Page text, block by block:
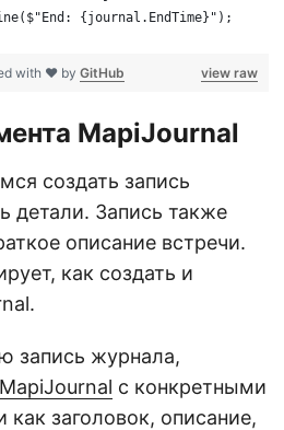
{journal.EndTime}");
view raw
with ❤ by GitHub
MapiJournal
создать запись
детали. Запись также
описание встречи.
как создать и
запись журнала,
MapiJournal с конкретными
заголовок, описание,